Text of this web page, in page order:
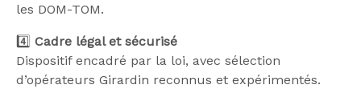
les DOM-TOM.
4️⃣ Cadre légal et sécurisé
Dispositif encadré par la loi, avec sélection
d’opérateurs Girardin reconnus et expérimentés.